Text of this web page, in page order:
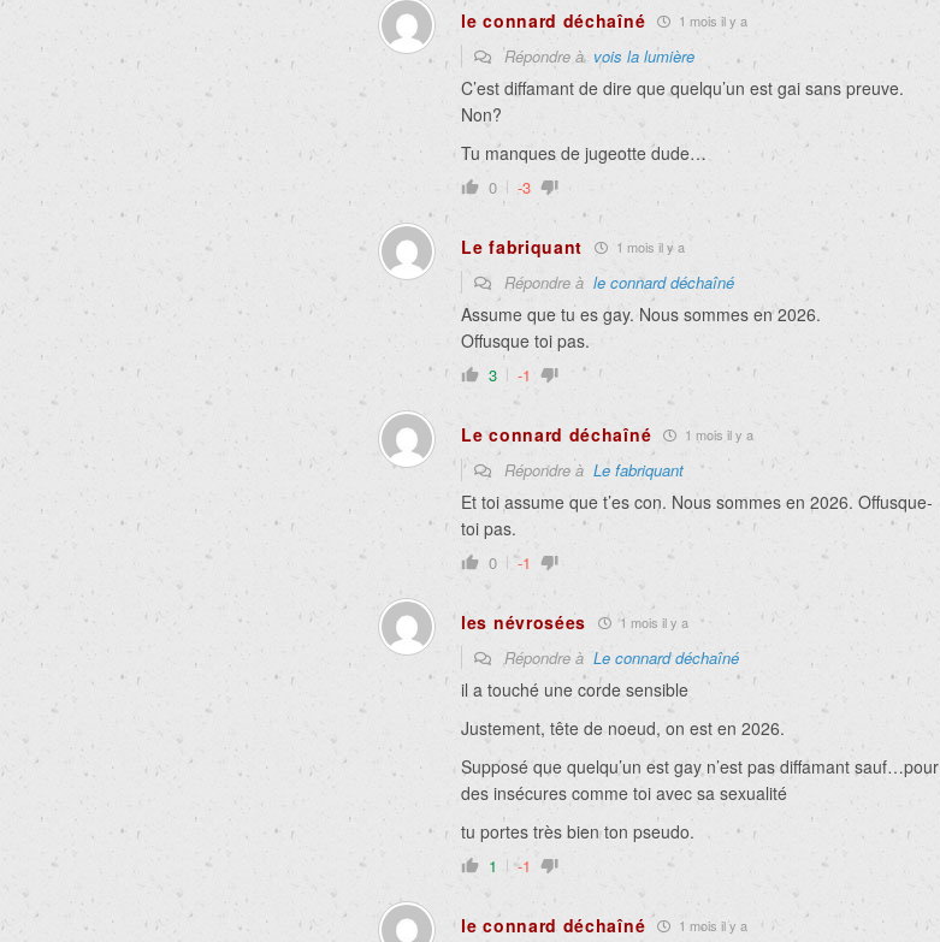
le connard déchaîné 1 mois il y a
Répondre à vois la lumière
C’est diffamant de dire que quelqu’un est gai sans preuve.
Non?
Tu manques de jugeotte dude…
0 -3
Le fabriquant 1 mois il y a
Répondre à le connard déchaîné
Assume que tu es gay. Nous sommes en 2026.
Offusque toi pas.
3 -1
Le connard déchaîné 1 mois il y a
Répondre à Le fabriquant
Et toi assume que t’es con. Nous sommes en 2026. Offusque-
toi pas.
0 -1
les névrosées 1 mois il y a
Répondre à Le connard déchaîné
il a touché une corde sensible
Justement, tête de noeud, on est en 2026.
Supposé que quelqu’un est gay n’est pas diffamant sauf…pour
des insécures comme toi avec sa sexualité
tu portes très bien ton pseudo.
1 -1
le connard déchaîné 1 mois il y a